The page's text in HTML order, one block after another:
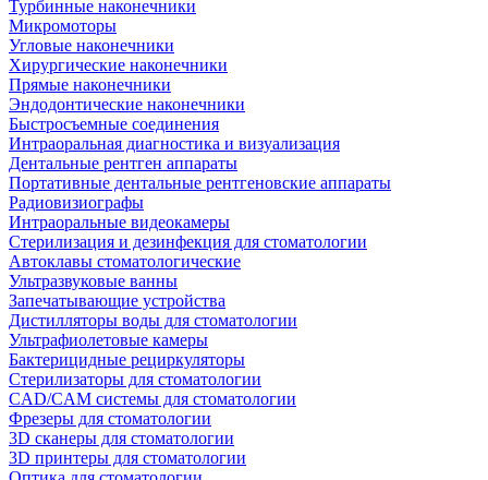
Турбинные наконечники
Микромоторы
Угловые наконечники
Хирургические наконечники
Прямые наконечники
Эндодонтические наконечники
Быстросъемные соединения
Интраоральная диагностика и визуализация
Дентальные рентген аппараты
Портативные дентальные рентгеновские аппараты
Радиовизиографы
Интраоральные видеокамеры
Стерилизация и дезинфекция для стоматологии
Автоклавы стоматологические
Ультразвуковые ванны
Запечатывающие устройства
Дистилляторы воды для стоматологии
Ультрафиолетовые камеры
Бактерицидные рециркуляторы
Стерилизаторы для стоматологии
CAD/CAM системы для стоматологии
Фрезеры для стоматологии
3D cканеры для стоматологии
3D принтеры для стоматологии